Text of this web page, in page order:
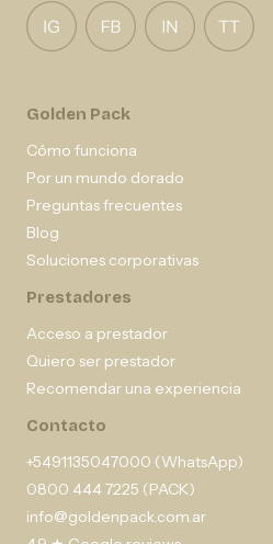
Golden Pack
Cómo funciona
Por un mundo dorado
Preguntas frecuentes
Blog
Soluciones corporativas
Prestadores
Acceso a prestador
Quiero ser prestador
Recomendar una experiencia
Contacto
+5491135047000 (WhatsApp)
0800 444 7225 (PACK)
info@goldenpack.com.ar